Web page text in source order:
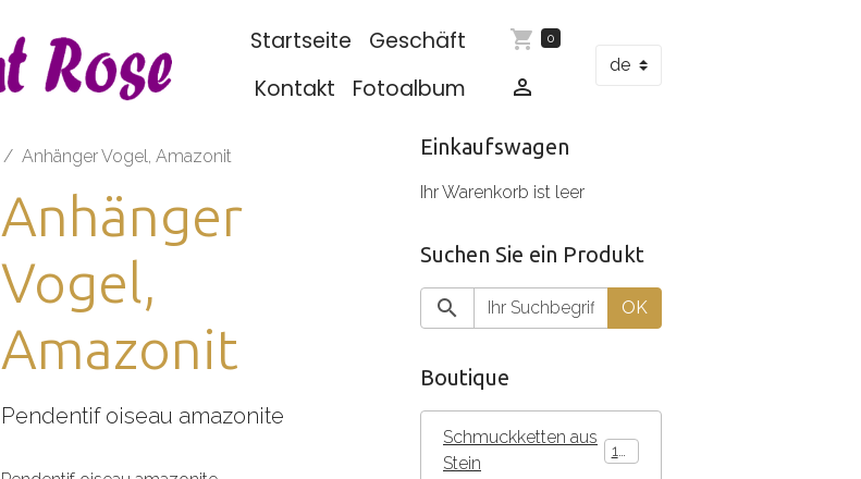
Startseite
Geschäft
Kontakt
Fotoalbum
0
Anhänger Vogel, Amazonit
Anhänger
Vogel,
Amazonit
Pendentif oiseau amazonite
Einkaufswagen
Ihr Warenkorb ist leer
Suchen Sie ein Produkt
OK
Boutique
Schmuckketten aus
Stein